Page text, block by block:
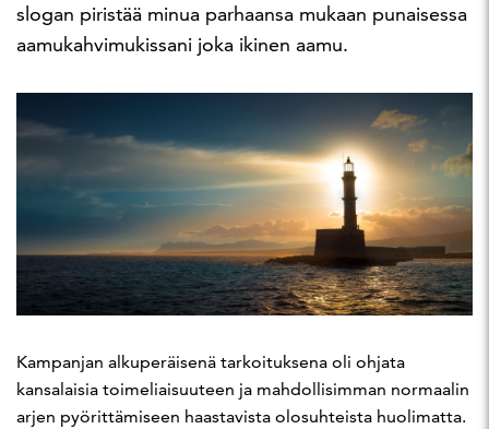
slogan piristää minua parhaansa mukaan punaisessa
aamukahvimukissani joka ikinen aamu.
Kampanjan alkuperäisenä tarkoituksena oli ohjata
kansalaisia toimeliaisuuteen ja mahdollisimman normaalin
arjen pyörittämiseen haastavista olosuhteista huolimatta.